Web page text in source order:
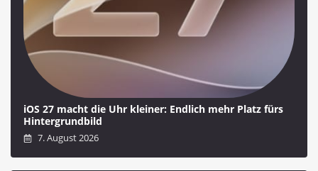
iOS 27 macht die Uhr kleiner: Endlich mehr Platz fürs
Hintergrundbild
7. August 2026